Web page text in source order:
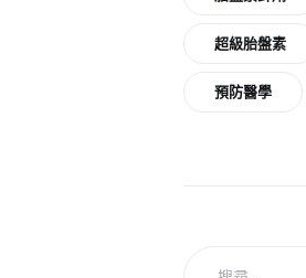
超級胎盤素
預防醫學